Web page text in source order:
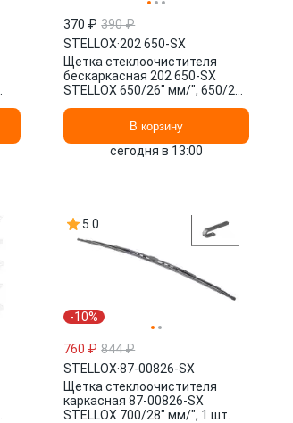
370 ₽ 390 ₽
STELLOX·202 650-SX
Щетка стеклоочистителя
бескаркасная 202 650-SX
STELLOX 650/26" мм/", 650/26"
В корзину
сегодня в 13:00
5.0
-10%
760 ₽ 844 ₽
STELLOX·87-00826-SX
Щетка стеклоочистителя
каркасная 87-00826-SX
STELLOX 700/28" мм/", 1 шт.